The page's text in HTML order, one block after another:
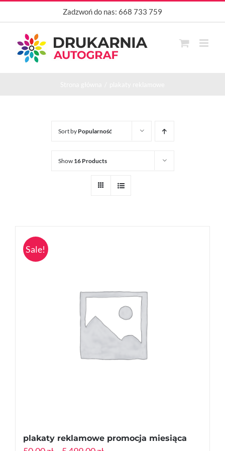
Przejdź
Zadzwoń do nas: 668 733 759
Sort by Popularność
Show 16 Products
Sale!
plakaty reklamowe promocja miesiąca